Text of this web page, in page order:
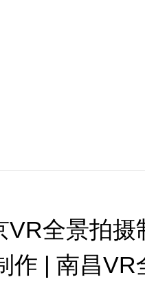
VR全景拍摄
作 | 南昌VR